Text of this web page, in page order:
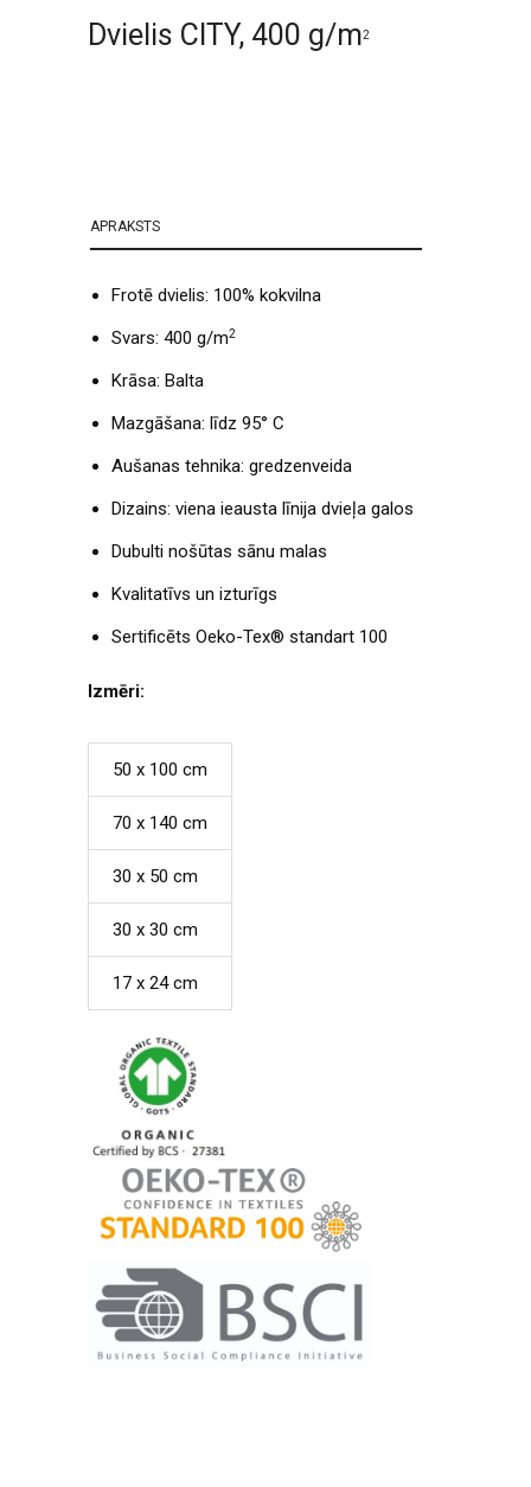
Dvielis CITY, 400 g/m2
APRAKSTS
Frotē dvielis: 100% kokvilna
Svars: 400 g/m2
Krāsa: Balta
Mazgāšana: līdz 95° C
Aušanas tehnika: gredzenveida
Dizains: viena ieausta līnija dvieļa galos
Dubulti nošūtas sānu malas
Kvalitatīvs un izturīgs
Sertificēts Oeko-Tex® standart 100
Izmēri:
50 x 100 cm
70 x 140 cm
30 x 50 cm
30 x 30 cm
17 x 24 cm